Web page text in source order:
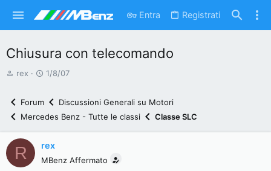
Entra Registrati
Chiusura con telecomando
A
e
d
i
rex
D
a
n
1/8/07
Forum
Discussioni Generali su Motori
Mercedes Benz - Tutte le classi
Classe SLC
R rex
MBenz Affermato